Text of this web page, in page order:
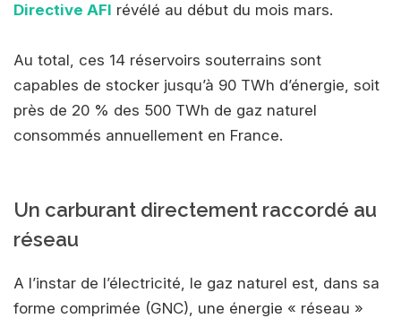
Directive AFI révélé au début du mois mars.
Au total, ces 14 réservoirs souterrains sont
capables de stocker jusqu’à 90 TWh d’énergie, soit
près de 20 % des 500 TWh de gaz naturel
consommés annuellement en France.
Un carburant directement raccordé au
réseau
A l’instar de l’électricité, le gaz naturel est, dans sa
forme comprimée (GNC), une énergie « réseau »